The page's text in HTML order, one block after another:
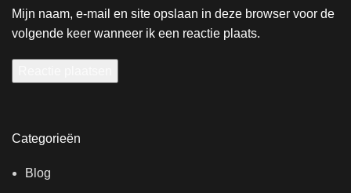
Mijn naam, e-mail en site opslaan in deze browser voor de
volgende keer wanneer ik een reactie plaats.
Categorieën
Blog